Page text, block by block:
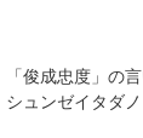
「俊成忠度 」の
シュンゼイタダノ